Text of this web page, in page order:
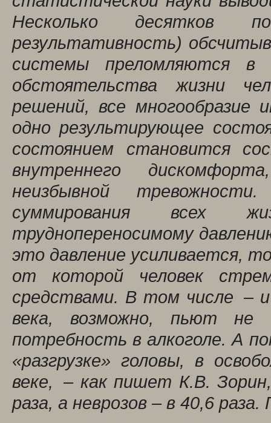
Несколько десятков
результативность)
системы преломляются в
обстоятельства жизни
решений, все
одно результирующее
состоянием становится
внутреннего
неизбывной
суммирования всех
труднопереносимому
это давление усиливается,
от которой человек
средствами. В том числе –
века, возможно, пьют не
потребность в алкоголе. А
«разгрузке» головы, в
веке, – как пишет К.В. Зорин,
раза, а неврозов – в 40,6